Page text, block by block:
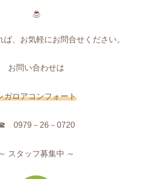
ば、お気軽にお問合せください。
お問い合わせは
ガロアコンフォート
0979－26－0720
～ スタッフ募集中 ～